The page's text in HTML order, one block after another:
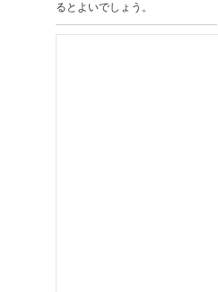
るとよいでしょう。